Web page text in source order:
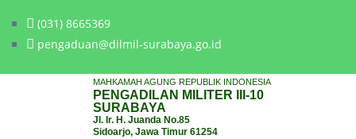
(031) 8665369
pengaduan@dilmil-surabaya.go.id
MAHKAMAH AGUNG REPUBLIK INDONESIA
PENGADILAN MILITER III-10
SURABAYA
Jl. Ir. H. Juanda No.85
Sidoarjo, Jawa Timur 61254